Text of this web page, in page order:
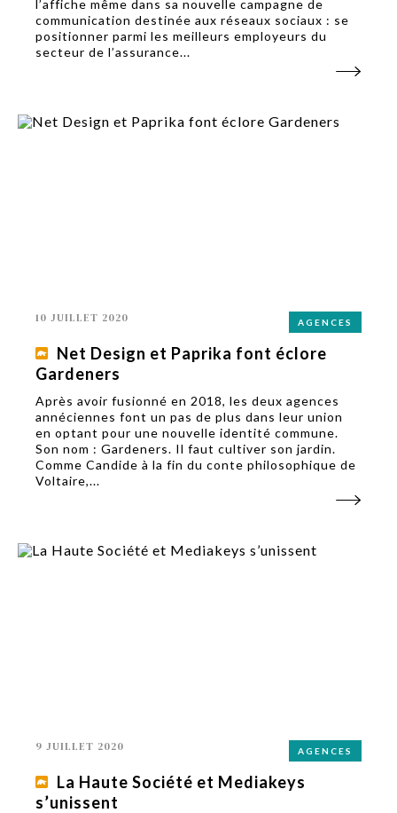
l’affiche même dans sa nouvelle campagne de
communication destinée aux réseaux sociaux : se
positionner parmi les meilleurs employeurs du
secteur de l’assurance...
AGENCES
10 JUILLET 2020
Net Design et Paprika font éclore
Gardeners
Après avoir fusionné en 2018, les deux agences
annéciennes font un pas de plus dans leur union
en optant pour une nouvelle identité commune.
Son nom : Gardeners. Il faut cultiver son jardin.
Comme Candide à la fin du conte philosophique de
Voltaire,...
AGENCES
9 JUILLET 2020
La Haute Société et Mediakeys
s’unissent